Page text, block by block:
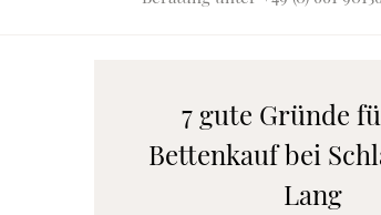
7 gute Gründe
Bettenkauf bei
Lang